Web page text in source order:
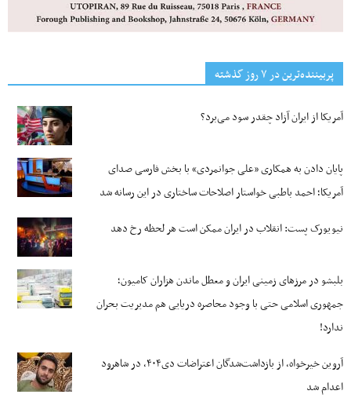
پربیننده‌ترین‌ در ۷ روز گذشته
آمریکا از ایران آزاد چقدر سود می‌برد؟
پایان دادن به همکاری «علی جوانمردی» با بخش فارسی صدای
آمریکا؛ احمد باطبی خواستار اصلاحات ساختاری در این رسانه شد
نیویورک پست: انقلاب در ایران ممکن است هر لحظه رخ دهد
بلبشو در مرزهای زمینی ایران و معطل ماندن هزاران کامیون؛
جمهوری اسلامی حتی با وجود محاصره دریایی هم مدیریت بحران
ندارد!
آروین خیرخواه، از بازداشت‌شدگان اعتراضات دی۴۰۴، در شاهرود
اعدام شد